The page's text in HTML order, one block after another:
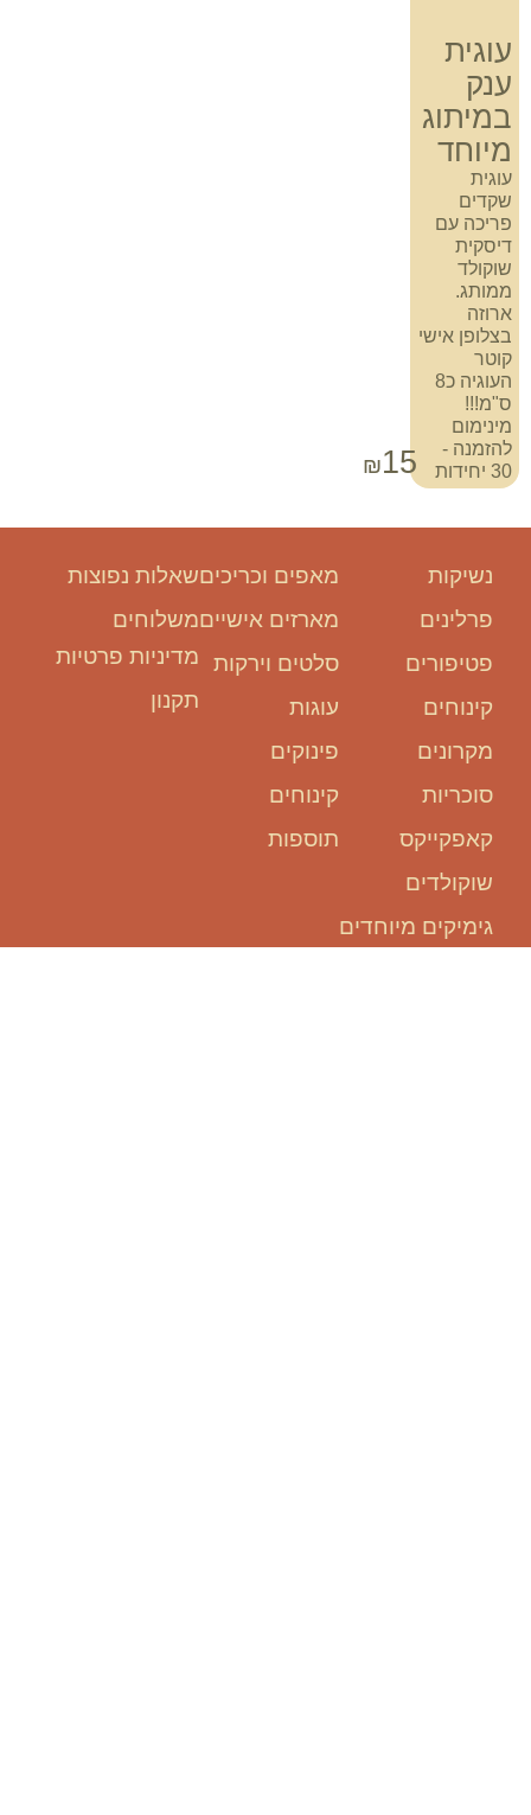
עוגית
ענק
במיתוג
מיוחד
עוגית
שקדים
פריכה עם
דיסקית
שוקולד
ממותג.
ארוזה
בצלופן אישי
קוטר
העוגיה כ8
ס"מ!!!
מינימום
להזמנה -
30 יחידות
₪15
שאלות נפוצות
משלוחים
מדיניות פרטיות
תקנון
נשיקות
פרלינים
פטיפורים
קינוחים
מקרונים
סוכריות
קאפקייקס
שוקולדים
גימיקים מיוחדים
מאפים וכריכים
מארזים אישיים
סלטים וירקות
עוגות
פינוקים
קינוחים
תוספות